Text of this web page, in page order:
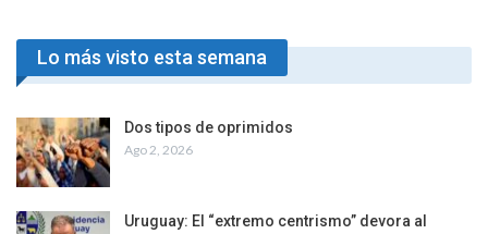
Lo más visto esta semana
Dos tipos de oprimidos
Ago 2, 2026
Uruguay: El “extremo centrismo” devora al